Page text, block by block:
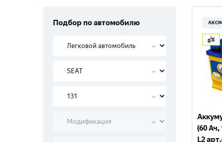
Подбор по автомобилю
(60 Ач,
L2